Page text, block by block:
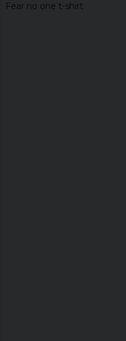
Fear no one t-shirt